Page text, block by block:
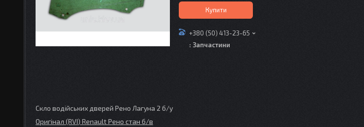
Купити
+380 (50) 413-23-65
: Запчастини
Скло водійських дверей Рено Лагуна 2 б/у
Оригінал (RVI) RenaultРено стан б/в